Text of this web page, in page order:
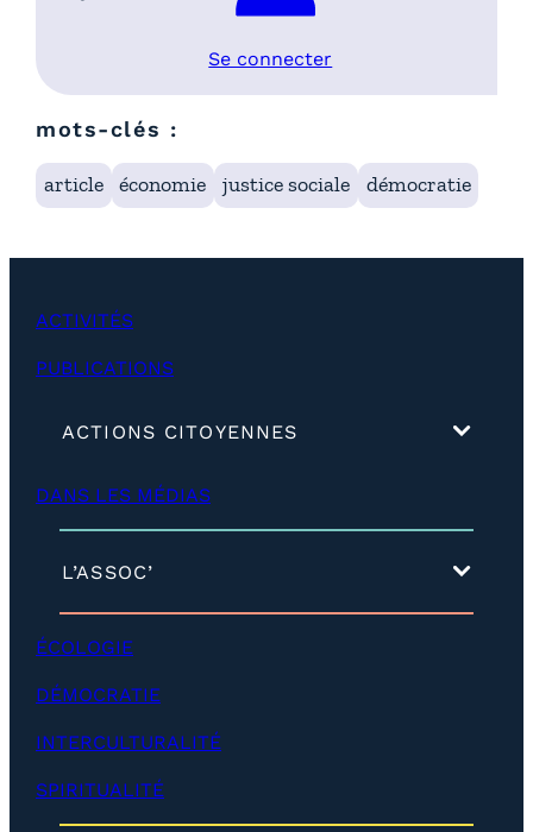
Se connecter
mots-clés :
article économie justice sociale démocratie
ACTIVITÉS
PUBLICATIONS
ACTIONS CITOYENNES
p
DANS LES MÉDIAS
L’ASSOC’
é
l
o
p
e
r
)
ÉCOLOGIE
DÉMOCRATIE
INTERCULTURALITÉ
SPIRITUALITÉ